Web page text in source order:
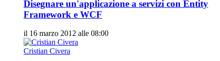
Disegnare un'applicazione a servizi con Entity
Framework e WCF
il 16 marzo 2012 alle 08:00
Cristian Civera